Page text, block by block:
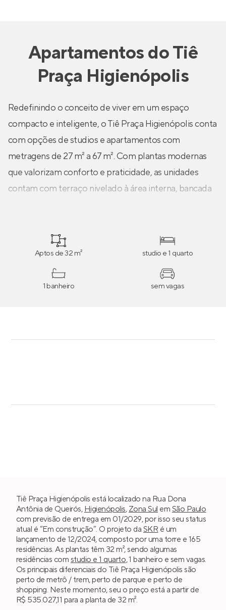
ApartamentosdoTiê
Praça Higienópolis
Redefinindo o conceito de viver em um espaço
compacto e inteligente, o Tiê Praça Higienópolis conta
com opções de studios e apartamentos com
metragens de 27 m² a 67 m². Com plantas modernas
que valorizam conforto e praticidade, as unidades
contam com terraço nivelado à área interna, bancada
de banheiro entregue revestido.
Aptos de 32 m² studio e 1 quarto
1 banheiro sem vagas
Tiê Praça Higienópolis está localizado na Rua Dona
Antônia de Queirós, Higienópolis, Zona Sul em São Paulo
com previsão de entrega em 01/2029, por isso seu status
atual é “Em construção”. O projeto da SKR é um
lançamento de 12/2024, composto por uma torre e 165
residências. As plantas têm 32 m², sendo algumas
residências com studio e 1 quarto, 1 banheiro e sem vagas.
Os principais diferenciais do Tiê Praça Higienópolis são
perto de metrô / trem, perto de parque e perto de
shopping. Neste momento, seu o preço está a partir de
R$ 535.027,11 para a planta de 32 m².